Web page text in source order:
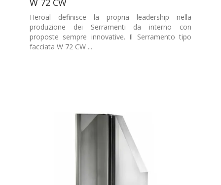
W 72 CW
Heroal definisce la propria leadership nella
produzione dei Serramenti da interno con
proposte sempre innovative. Il Serramento tipo
facciata W 72 CW ...